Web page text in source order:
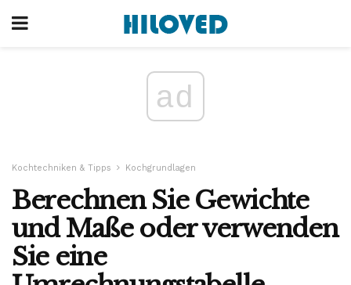
ad
Kochtechniken & Tipps Kochgrundlagen
Berechnen Sie Gewichte
und Maße oder verwenden
Sie eine